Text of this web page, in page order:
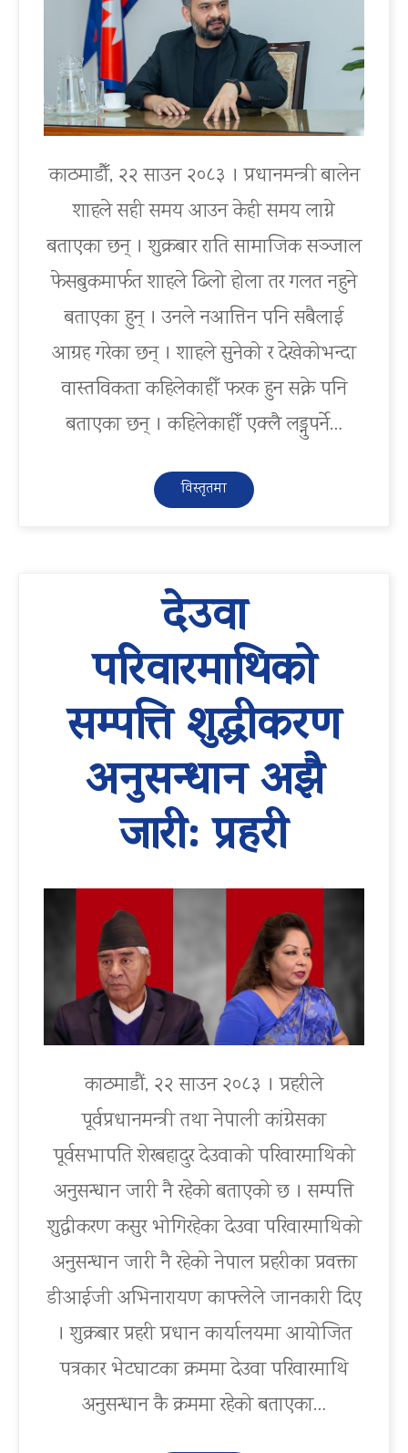
काठमाडौँ, २२ साउन २०८३ । प्रधानमन्त्री बालेन
शाहले सही समय आउन केही समय लाग्ने
बताएका छन् । शुक्रबार राति सामाजिक सञ्जाल
फेसबुकमार्फत शाहले ढिलो होला तर गलत नहुने
बताएका हुन् । उनले नआत्तिन पनि सबैलाई
आग्रह गरेका छन् । शाहले सुनेको र देखेकोभन्दा
वास्तविकता कहिलेकाहीँ फरक हुन सक्ने पनि
बताएका छन् । कहिलेकाहीँ एक्लै लड्नुपर्ने…
विस्तृतमा
देउवा
परिवारमाथिको
सम्पत्ति शुद्धीकरण
अनुसन्धान अझै
जारी: प्रहरी
काठमाडौं, २२ साउन २०८३ । प्रहरीले
पूर्वप्रधानमन्त्री तथा नेपाली कांग्रेसका
पूर्वसभापति शेरबहादुर देउवाको परिवारमाथिको
अनुसन्धान जारी नै रहेको बताएको छ । सम्पत्ति
शुद्धीकरण कसुर भोगिरहेका देउवा परिवारमाथिको
अनुसन्धान जारी नै रहेको नेपाल प्रहरीका प्रवक्ता
डीआईजी अभिनारायण काफ्लेले जानकारी दिए
। शुक्रबार प्रहरी प्रधान कार्यालयमा आयोजित
पत्रकार भेटघाटका क्रममा देउवा परिवारमाथि
अनुसन्धान कै क्रममा रहेको बताएका…